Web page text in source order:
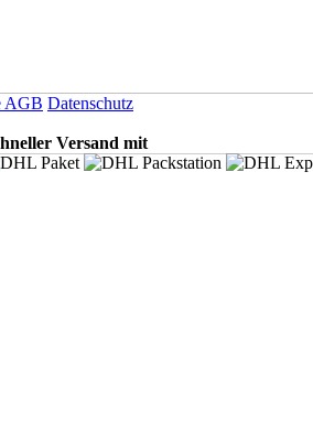
AGB Datenschutz
Versand mit